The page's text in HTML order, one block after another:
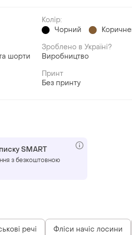
Колір:
Чорний
шорти
Зроблено в Україні?
Виробництво
Принт
Без принту
SMART
з безкоштовною
речі Фліси начіс лосини